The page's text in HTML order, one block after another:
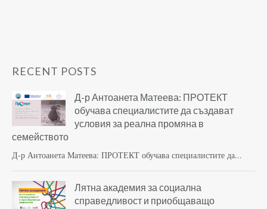
RECENT POSTS
Д-р Антоанета Матеева: ПРОТЕКТ
обучава специалистите да създават
условия за реална промяна в
семейството
Д-р Антоанета Матеева: ПРОТЕКТ обучава специалистите да...
Лятна академия за социална
справедливост и приобщаващо